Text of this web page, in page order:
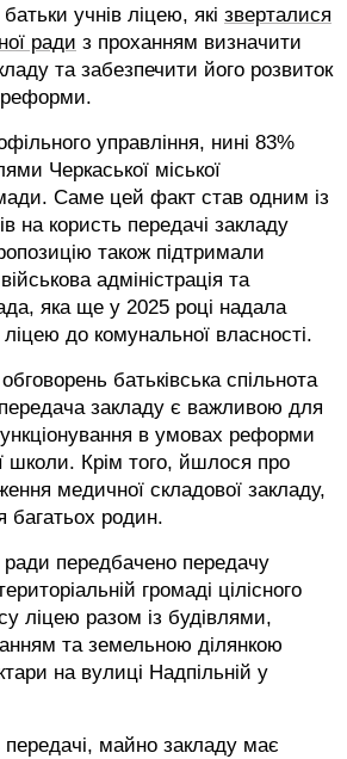
учнів ліцею, які зверталися
ради з проханням визначити
та забезпечити його розвиток
реформи.
управління, нині 83%
Черкаської міської
Саме цей факт став одним із
на користь передачі закладу
також підтримали
адміністрація та
яка ще у 2025 році надала
до комунальної власності.
батьківська спільнота
закладу є важливою для
в умовах реформи
школи. Крім того, йшлося про
медичної складової закладу,
багатьох родин.
передбачено передачу
громаді цілісного
ліцею разом із будівлями,
та земельною ділянкою
на вулиці Надпільній у
передачі, майно закладу має